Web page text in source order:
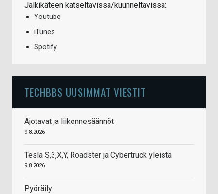
Jälkikäteen katseltavissa/kuunneltavissa:
Youtube
iTunes
Spotify
TECHBBS UUSIMMAT VIESTIT
Ajotavat ja liikennesäännöt
9.8.2026
Tesla S,3,X,Y, Roadster ja Cybertruck yleistä
9.8.2026
Pyöräily